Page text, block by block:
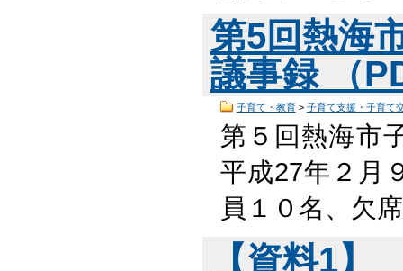
第5回熱海
議事録 （
子育て・教育> 子育て支援・子育て
第５回熱海市
平成27年２月
員１０名、欠
【資料1